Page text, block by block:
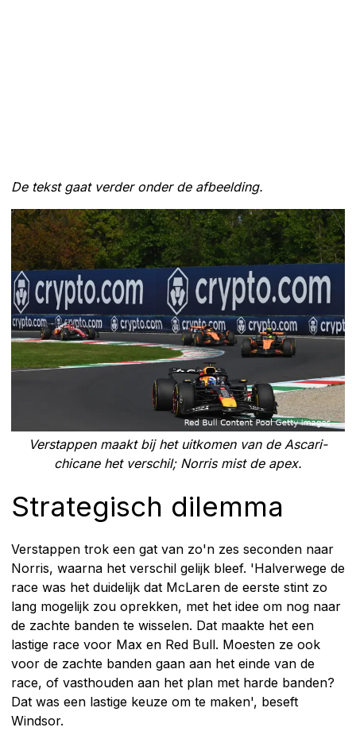
De tekst gaat verder onder de afbeelding.
Verstappen maakt bij het uitkomen van de Ascari-
chicane het verschil; Norris mist de apex.
Strategisch dilemma
Verstappen trok een gat van zo'n zes seconden naar
Norris, waarna het verschil gelijk bleef. 'Halverwege de
race was het duidelijk dat McLaren de eerste stint zo
lang mogelijk zou oprekken, met het idee om nog naar
de zachte banden te wisselen. Dat maakte het een
lastige race voor Max en Red Bull. Moesten ze ook
voor de zachte banden gaan aan het einde van de
race, of vasthouden aan het plan met harde banden?
Dat was een lastige keuze om te maken', beseft
Windsor.